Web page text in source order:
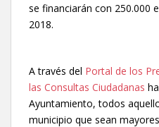
se financiarán con 250.000
2018.
A través del Portal de los
las Consultas Ciudadanas
Ayuntamiento, todos
municipio que sean